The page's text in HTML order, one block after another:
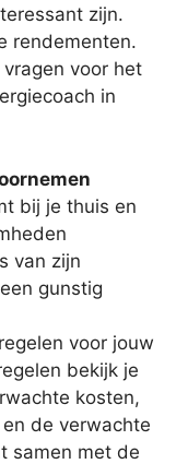
zijn.
rendementen.
voor het
in
bij je thuis en
van zijn
gunstig
voor jouw
bekijk je
kosten,
de verwachte
samen met de